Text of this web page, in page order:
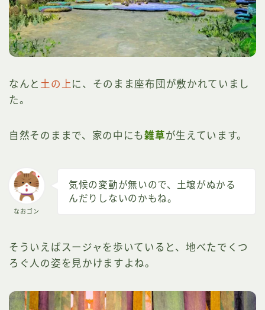
なんと 土の上 に、そのまま座布団が敷かれていまし
た。
自然そのままで、家の中にも雑草が生えています。
なおゴン
気候の変動が無いので、土壌がぬかる
んだりしないのかもね。
そういえばスージャを歩いていると、地べたでくつ
ろぐ人の姿を見かけますよね。